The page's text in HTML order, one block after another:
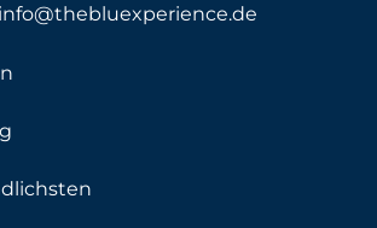
info@thebluexperience.de